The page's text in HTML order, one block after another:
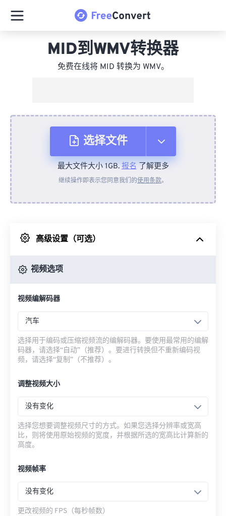
MID到WMV转换器
免费在线将 MID 转换为 WMV。
选择文件
从设备
来自 Google Drive
最大文件大小 1GB.报名了解更多
继续操作即表示您同意我们的使用条款。
高级设置（可选）
视频选项
视频编解码器
汽车
选择用于编码或压缩视频流的编解码器。要使用最常用的编解
码器，请选择“自动”（推荐）。要进行转换但不重新编码视
频，请选择“复制”（不推荐）。
调整视频大小
没有变化
选择您想要调整视频尺寸的方式。如果您选择分辨率或宽高
比，则将使用原始视频的宽度，并根据所选的宽高比计算新的
高度。
视频帧率
没有变化
更改视频的 FPS（每秒帧数）